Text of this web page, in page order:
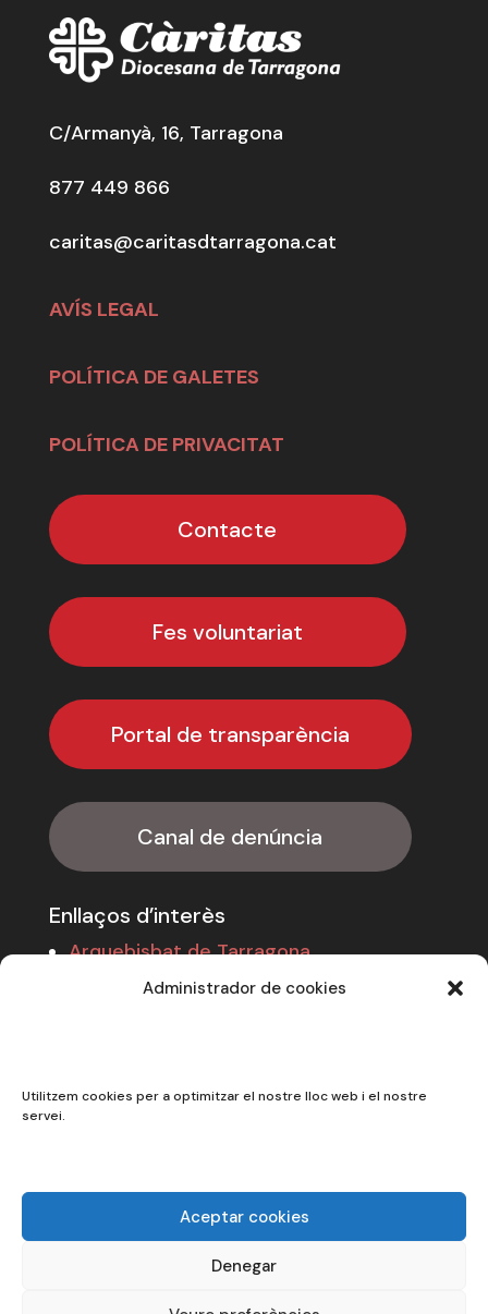
Administrador de cookies
Utilitzem cookies per a optimitzar el nostre lloc web i el nostre
servei.
Aceptar cookies
Denegar
C/Armanyà, 16, Tarragona
877 449 866
caritas@caritasdtarragona.cat
AVÍS LEGAL
POLÍTICA DE GALETES
POLÍTICA DE PRIVACITAT
Contacte
Fes voluntariat
Portal de transparència
Canal de denúncia
Enllaços d’interès
Arquebisbat de Tarragona
Càritas Catalunya
Entitats vinculades